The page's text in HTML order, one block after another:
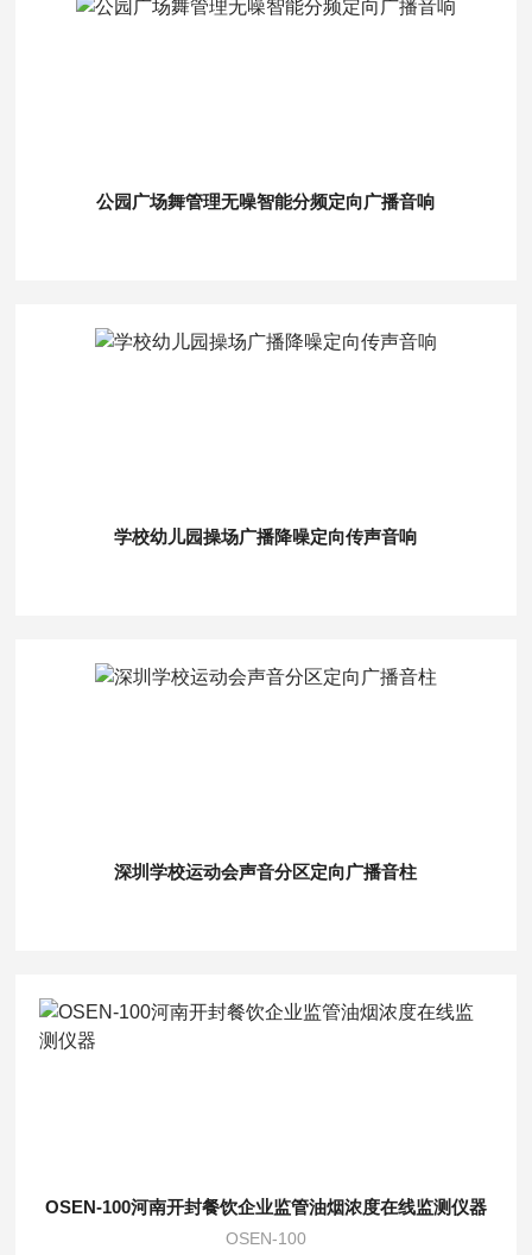
公园广场舞管理无噪智能分频定向广播音响
学校幼儿园操场广播降噪定向传声音响
深圳学校运动会声音分区定向广播音柱
OSEN-100河南开封餐饮企业监管油烟浓度在线监测仪器
OSEN-100